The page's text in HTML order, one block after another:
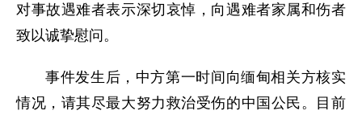
对事故遇难者表示深切哀悼，向遇难者家属和伤者
致以诚挚慰问。
事件发生后，中方第一时间向缅甸相关方核实
情况，请其尽最大努力救治受伤的中国公民。目前